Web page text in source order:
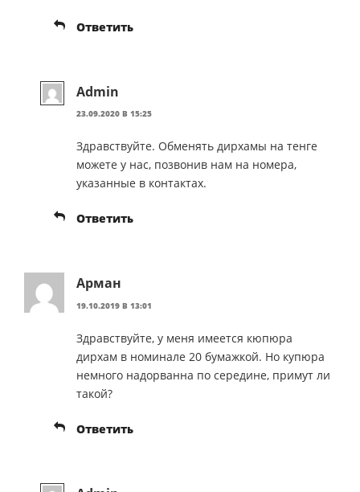
Ответить
Admin
23.09.2020 В 15:25
Здравствуйте. Обменять дирхамы на тенге
можете у нас, позвонив нам на номера,
указанные в контактах.
Ответить
Арман
19.10.2019 В 13:01
Здравствуйте, у меня имеется кюпюра
дирхам в номинале 20 бумажкой. Но купюра
немного надорванна по середине, примут ли
такой?
Ответить